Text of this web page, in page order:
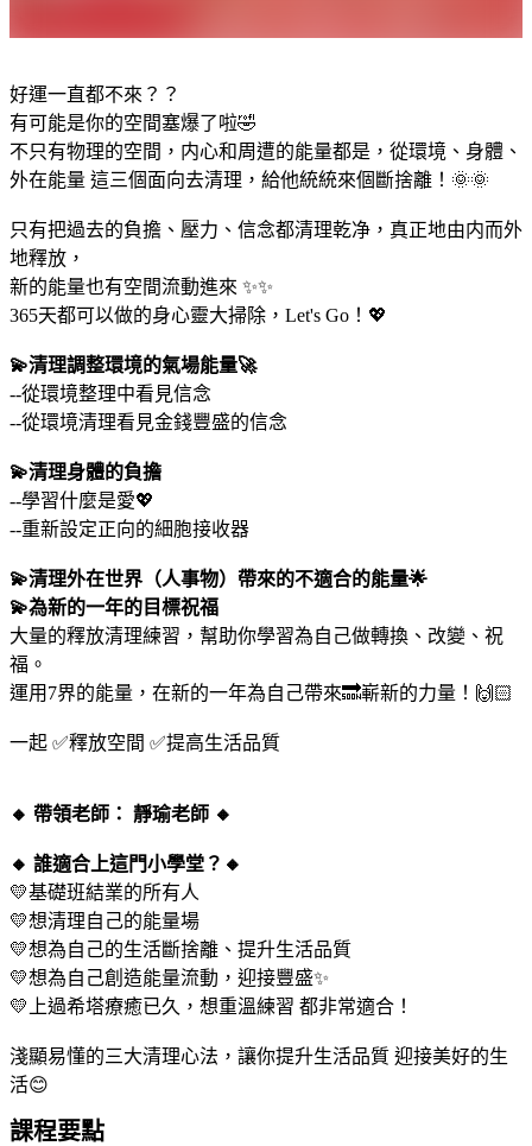
好運一直都不來？？
有可能是你的空間塞爆了啦🤣
不只有物理的空間，内心和周遭的能量都是，從環境、身體、
外在能量 這三個面向去清理，給他統統來個斷捨離！🌞🌞
只有把過去的負擔、壓力、信念都清理乾净，真正地由内而外
地釋放，
新的能量也有空間流動進來 ✨✨
365天都可以做的身心靈大掃除，Let's Go！💖
💫清理調整環境的氣場能量🚀
--從環境整理中看見信念
--從環境清理看見金錢豐盛的信念
💫清理身體的負擔
--學習什麼是愛💖
--重新設定正向的細胞接收器
💫清理外在世界（人事物）帶來的不適合的能量🌟
💫為新的一年的目標祝福
大量的釋放清理練習，幫助你學習為自己做轉換、改變、祝
福。
運用7界的能量，在新的一年為自己帶來🔜嶄新的力量！🙌🏻
一起 ✅釋放空間 ✅提高生活品質
🔸 帶領老師： 靜瑜老師 🔸
🔸 誰適合上這門小學堂？🔸
💛基礎班結業的所有人
💛想清理自己的能量場
💛想為自己的生活斷捨離、提升生活品質
💛想為自己創造能量流動，迎接豐盛✨
💛上過希塔療癒已久，想重溫練習 都非常適合！
淺顯易懂的三大清理心法，讓你提升生活品質 迎接美好的生
活😊
課程要點